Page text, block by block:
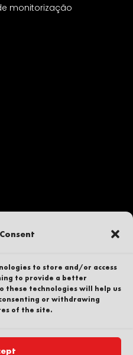
to store and/or access
to provide a better
these technologies will help us
or withdrawing
of the site.
monitorização